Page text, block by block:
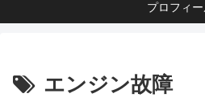
プロフィ
エンジン故障